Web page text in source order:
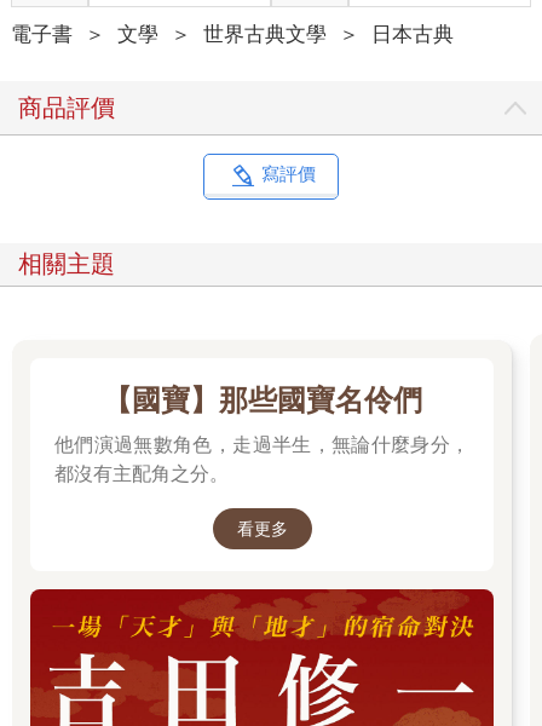
電子書 ＞ 文學 ＞ 世界古典文學 ＞ 日本古典
商品評價
寫評價
相關主題
【國寶】那些國寶名伶們
他們演過無數角色，走過半生，無論什麼身分，
都沒有主配角之分。
看更多